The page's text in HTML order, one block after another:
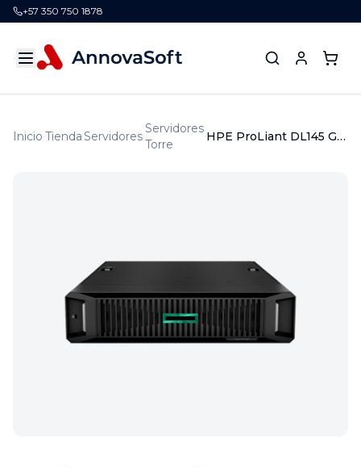
+57 350 750 1878
Inicio TiendaServidores
Servidores
Torre
HPE ProLiant DL145 Gen11 8124P 2.45GHz 16c 1P 2x32GBâR 2SFF NS204iâu MR216iâp 2x700W PS LA Server